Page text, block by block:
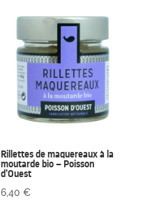
Rillettes de maquereaux à la
moutarde bio – Poisson
d’Ouest
6,40€